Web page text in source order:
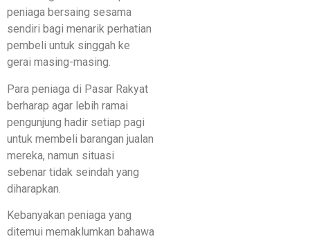
peniaga bersaing sesama
sendiri bagi menarik perhatian
pembeli untuk singgah ke
gerai masing-masing.
Para peniaga di Pasar Rakyat
berharap agar lebih ramai
pengunjung hadir setiap pagi
untuk membeli barangan jualan
mereka, namun situasi
sebenar tidak seindah yang
diharapkan.
Kebanyakan peniaga yang
ditemui memaklumkan bahawa